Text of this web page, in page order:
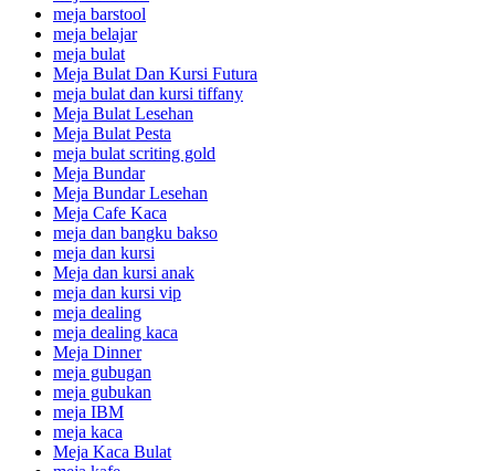
meja barstool
meja belajar
meja bulat
Meja Bulat Dan Kursi Futura
meja bulat dan kursi tiffany
Meja Bulat Lesehan
Meja Bulat Pesta
meja bulat scriting gold
Meja Bundar
Meja Bundar Lesehan
Meja Cafe Kaca
meja dan bangku bakso
meja dan kursi
Meja dan kursi anak
meja dan kursi vip
meja dealing
meja dealing kaca
Meja Dinner
meja gubugan
meja gubukan
meja IBM
meja kaca
Meja Kaca Bulat